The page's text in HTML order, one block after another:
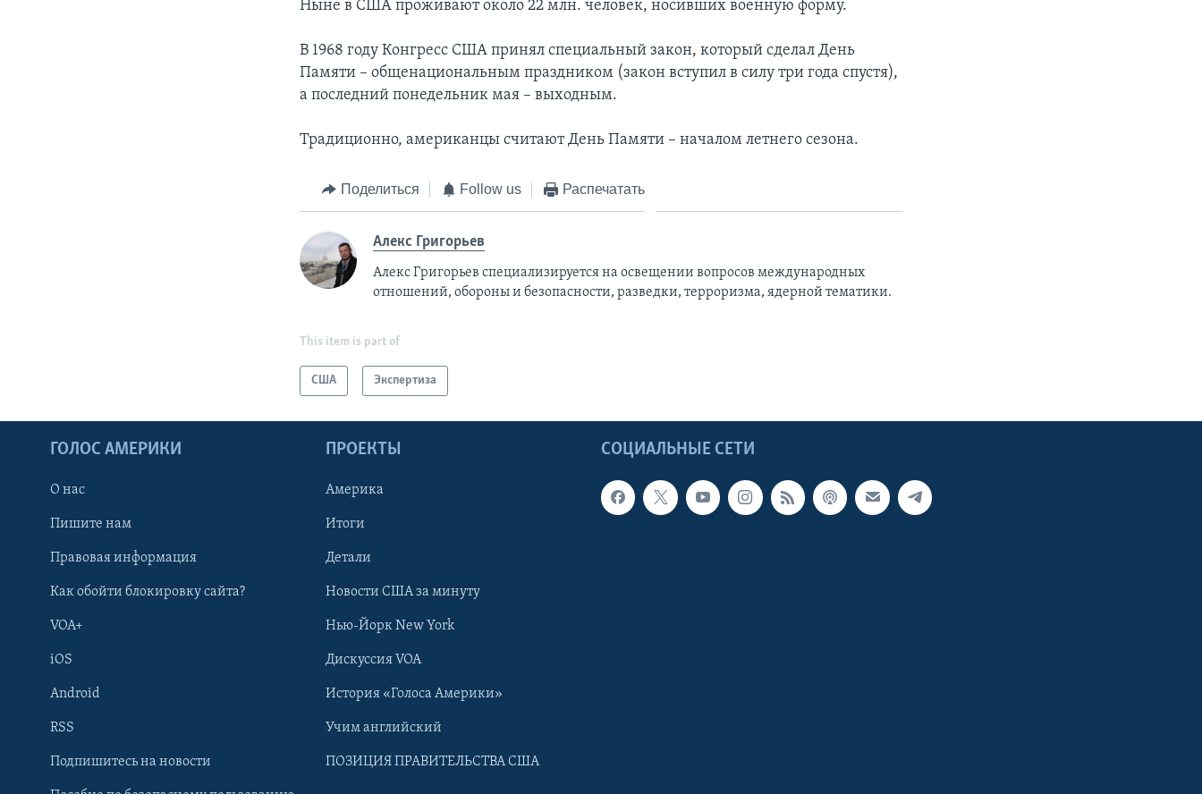
Learning English
Ныне в США проживают около 22 млн. человек, носивших военную форму.
В 1968 году Конгресс США принял специальный закон, который сделал День
Памяти – общенациональным праздником (закон вступил в силу три года спустя),
а последний понедельник мая – выходным.
Традиционно, американцы считают День Памяти – началом летнего сезона.
Поделиться Follow us Распечатать
Алекс Григорьев
Алекс Григорьев специализируется на освещении вопросов международных
отношений, обороны и безопасности, разведки, терроризма, ядерной тематики.
This item is part of
США Экспертиза
СОЦИАЛЬНЫЕ СЕТИ
ГОЛОС АМЕРИКИ
О нас
Пишите нам
Правовая информация
Как обойти блокировку сайта?
VOA+
iOS
Android
RSS
Подпишитесь на новости
ПРОЕКТЫ
Америка
Итоги
Детали
Новости США за минуту
Нью-Йорк New York
Дискуссия VOA
История «Голоса Америки»
Учим английский
ПОЗИЦИЯ ПРАВИТЕЛЬСТВА США